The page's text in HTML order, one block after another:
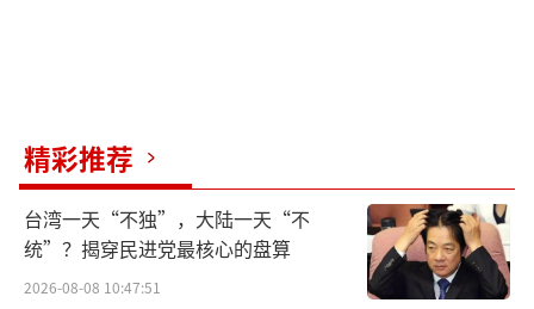
精彩推荐
台湾一天“不独”，大陆一天“不
统”？揭穿民进党最核心的盘算
2026-08-08 10:47:51